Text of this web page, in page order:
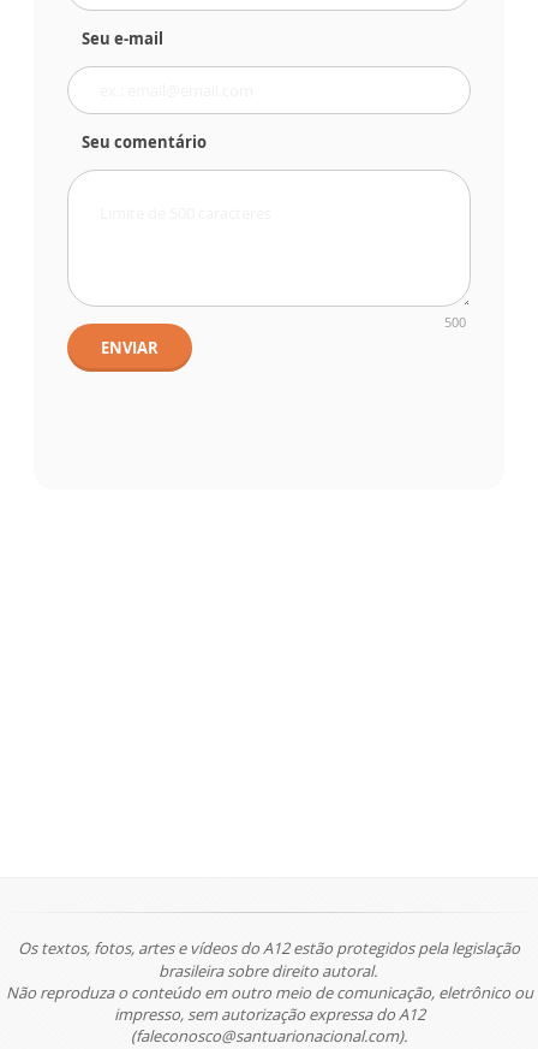
Seu e-mail
Seu comentário
500
ENVIAR
Os textos, fotos, artes e vídeos do A12 estão protegidos pela legislação
brasileira sobre direito autoral.
Não reproduza o conteúdo em outro meio de comunicação, eletrônico ou
impresso, sem autorização expressa do A12
(faleconosco@santuarionacional.com).